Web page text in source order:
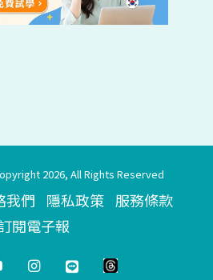
2026, All Rights Reserved
我們 隱私政策 服務條款
閱電子報